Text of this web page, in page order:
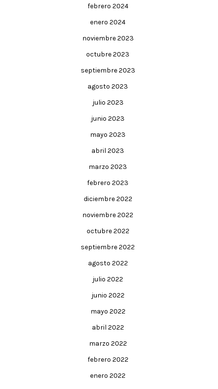
febrero 2024
enero 2024
noviembre 2023
octubre 2023
septiembre 2023
agosto 2023
julio 2023
junio 2023
mayo 2023
abril 2023
marzo 2023
febrero 2023
diciembre 2022
noviembre 2022
octubre 2022
septiembre 2022
agosto 2022
julio 2022
junio 2022
mayo 2022
abril 2022
marzo 2022
febrero 2022
enero 2022